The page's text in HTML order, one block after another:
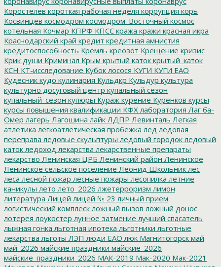
Коростелев короткая рабочая неделя коррупция корь
Косвинцев космодром космодром_Восточный космос
котельная Кочмар КПРФ КПСС кража кражи красная икра
Краснодарский край кредит кредитная амнистия
кредитоспособность Кремль креозот Крещение кризис
Крик души Криминал Крым крытый каток крытый_каток
КСН КТ-исследование Кубок лосося КУГИ КУГИ ЕАО
Кудесник кудо кулинария Кульдкр Кульдур культура
культурно досуговый центр купальный сезон
купальный_сезон купюры Кураж курение Куренков курсы
курсы повышения квалификации КФХ лаборатория Лаг ба-
Омер лагерь Лагошина лайк ЛДПР Левинталь Легкая
атлетика легкоатлетическая пробежка лед ледовая
переправа ледовые скульптуры ледовый городок ледовый
каток ледоход лекарства лекарственные препараты
лекарство Ленинская ЦРБ Ленинский район Ленинское
Ленинское сельское поселение Леонид Школьник лес
леса лесной пожар лесные пожары лесопилка летние
каникулы лето лето_2026 лжетерроризм лимон
литература Лицей лицей № 23 личный прием
логистический комплеск ложный вызов ложный донос
лотерея лоукостер лунное затмение лучший спасатель
лыжная гонка льготная ипотека льготники льготные
лекарства льготы ЛЭП люди ЕАО люк Магнитогорск май
май_2026 майские праздники майские_2026
майские_праздники_2026 МАК-2019 Мак-2020 Мак-2021